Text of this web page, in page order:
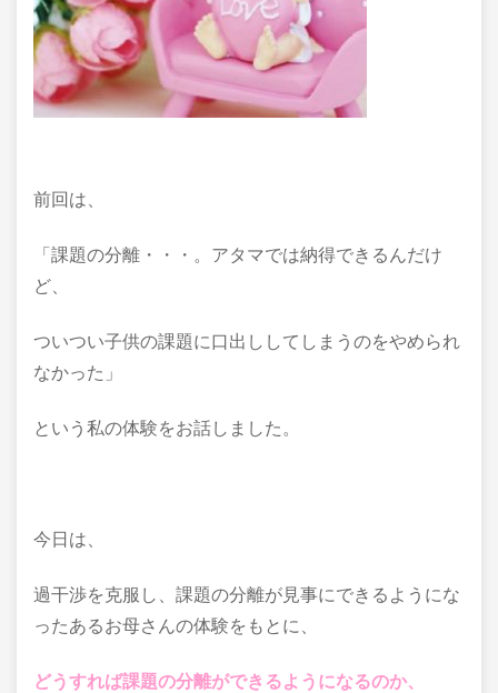
前回は、
「課題の分離・・・。アタマでは納得できるんだけ
ど、
ついつい子供の課題に口出ししてしまうのをやめられ
なかった」
という私の体験をお話しました。
今日は、
過干渉を克服し、課題の分離が見事にできるようにな
ったあるお母さんの体験をもとに、
どうすれば課題の分離ができるようになるのか、